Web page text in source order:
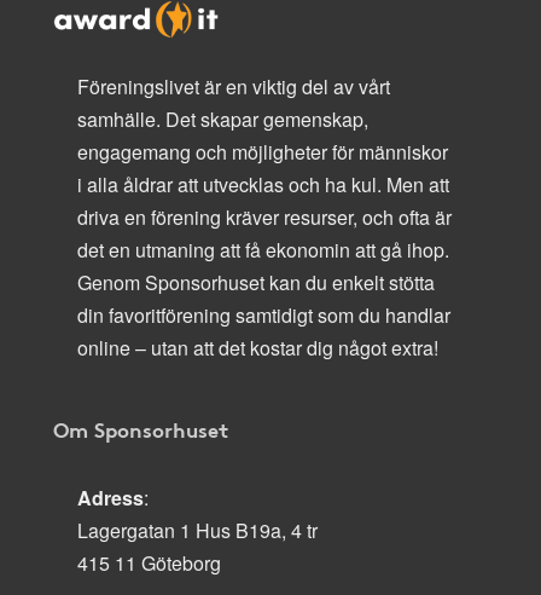
Föreningslivet är en viktig del av vårt
samhälle. Det skapar gemenskap,
engagemang och möjligheter för människor
i alla åldrar att utvecklas och ha kul. Men att
driva en förening kräver resurser, och ofta är
det en utmaning att få ekonomin att gå ihop.
Genom Sponsorhuset kan du enkelt stötta
din favoritförening samtidigt som du handlar
online – utan att det kostar dig något extra!
Om Sponsorhuset
Adress:
Lagergatan 1 Hus B19a, 4 tr
415 11 Göteborg